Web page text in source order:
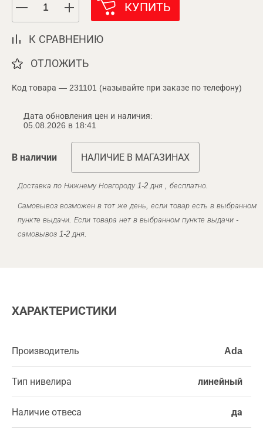
КУПИТЬ
К СРАВНЕНИЮ
ОТЛОЖИТЬ
Код товара — 231101 (называйте при заказе по телефону)
Дата обновления цен и наличия:
05.08.2026 в 18:41
В наличии НАЛИЧИЕ В МАГАЗИНАХ
Доставка по Нижнему Новгороду 1-2 дня , бесплатно.
Самовывоз возможен в тот же день, если товар есть в выбранном
пункте выдачи. Если товара нет в выбранном пункте выдачи -
самовывоз 1-2 дня.
ХАРАКТЕРИСТИКИ
Производитель Ada
Тип нивелира линейный
Наличие отвеса да